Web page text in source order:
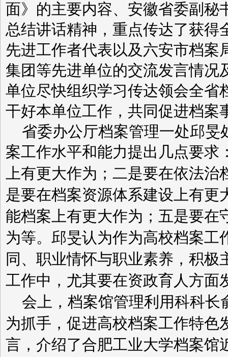
面》的主要内容、安徽省委副秘
总结讲话精神，重点传达了获得
先进工作者代表以及六安市档案
集团等先进单位的交流发言情况
单位尽快组织学习传达领会全省
干好本单位工作，共同促进档案
省委办公厅档案管理一处邱旻
案工作水平和能力提出几点要求
上有更大作为 ；二是要在依法治
是要在档案资源体系建设上有更
能档案上有更大作为；五是要在
为等。邱旻认为作为高校档案工
同、职业情怀与职业素养， 积极
工作中，尤其要在资政育人方面
会上，档案馆管理利用科科长
为抓手，促进高校档案工作特色
言，介绍了合肥工业大学档案馆